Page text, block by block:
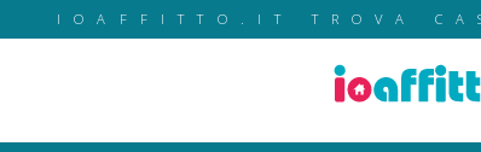
IOAFFITTO.IT TROVA